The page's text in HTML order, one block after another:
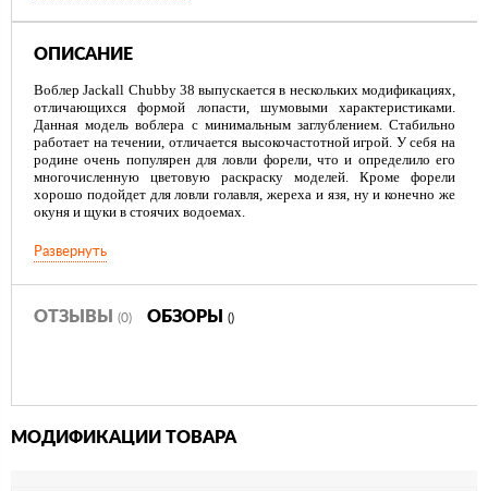
ОПИСАНИЕ
Воблер Jackall Chubby 38 выпускается в нескольких модификациях,
отличающихся формой лопасти, шумовыми характеристиками.
Данная модель воблера с минимальным заглублением. Стабильно
работает на течении, отличается высокочастотной игрой. У себя на
родине очень популярен для ловли форели, что и определило его
многочисленную цветовую раскраску моделей. Кроме форели
хорошо подойдет для ловли голавля, жереха и язя, ну и конечно же
окуня и щуки в стоячих водоемах.
Развернуть
ОТЗЫВЫ (0) ОБЗОРЫ ()
МОДИФИКАЦИИ ТОВАРА